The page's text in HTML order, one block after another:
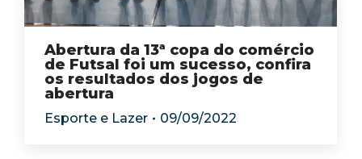
Abertura da 13ª copa do comércio
de Futsal foi um sucesso, confira
os resultados dos jogos de
abertura
Esporte e Lazer 09/09/2022